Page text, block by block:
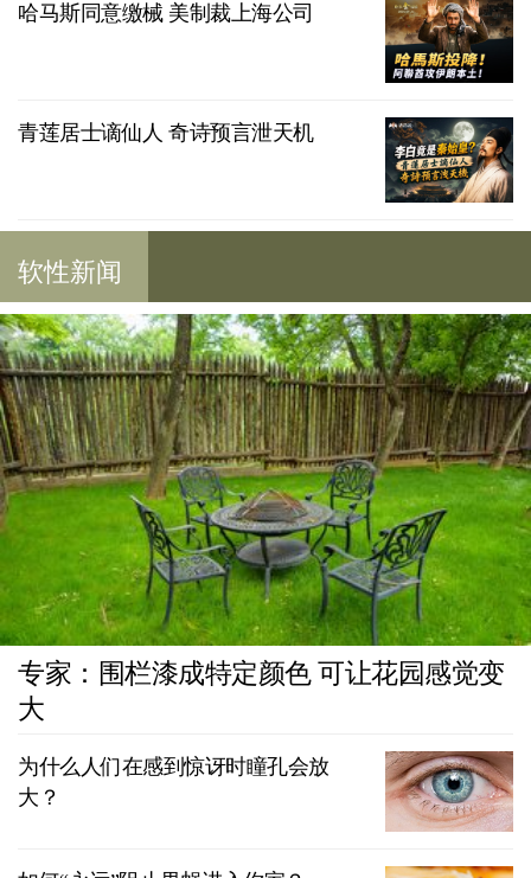
哈马斯同意缴械 美制裁上海公司
青莲居士谪仙人 奇诗预言泄天机
软性新闻
专家：围栏漆成特定颜色 可让花园感觉变
大
为什么人们在感到惊讶时瞳孔会放
大？